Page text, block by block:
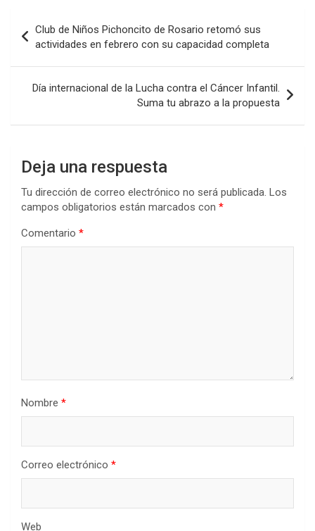
o
o
k
A
p
p
n
ar
tir
de
entradas
Club de Niños Pichoncito de Rosario retomó sus
actividades en febrero con su capacidad completa
Día internacional de la Lucha contra el Cáncer Infantil.
Suma tu abrazo a la propuesta
Deja una respuesta
Tu dirección de correo electrónico no será publicada. Los
campos obligatorios están marcados con *
Comentario *
Nombre *
Correo electrónico *
Web